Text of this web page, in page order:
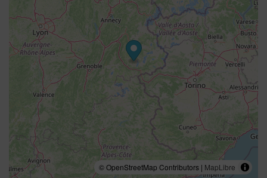
© OpenStreetMap Contributors | MapLibre